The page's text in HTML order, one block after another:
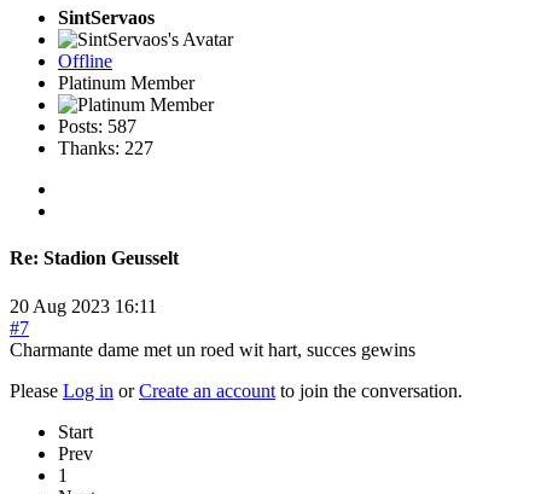
SintServaos
Offline
Platinum Member
Posts: 587
Thanks: 227
Re: Stadion Geusselt
20 Aug 2023 16:11
#7
Charmante dame met un roed wit hart, succes gewins
Please Log in orCreate an account to join the conversation.
Start
Prev
1